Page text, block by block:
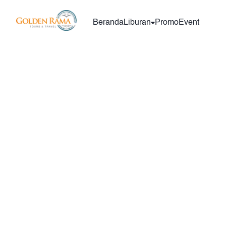
BerandaLiburan PromoEvent